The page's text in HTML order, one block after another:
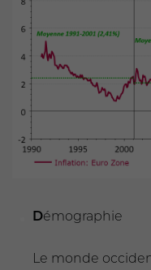
Démographie
Le monde